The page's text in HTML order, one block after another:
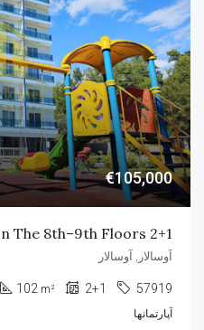
€105,000
2+1 Apartments On The 8th–9th Floors
آوسالار, آوسالار
57919
2+1
102 m²
آپارتمانها